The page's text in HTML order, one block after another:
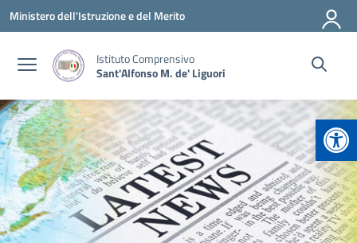
Vai ai contenuti
Vai al menu di navigazione
Vai al footer
Ministero dell'Istruzione e del Merito
Istituto Comprensivo
Sant'Alfonso M. de' Liguori